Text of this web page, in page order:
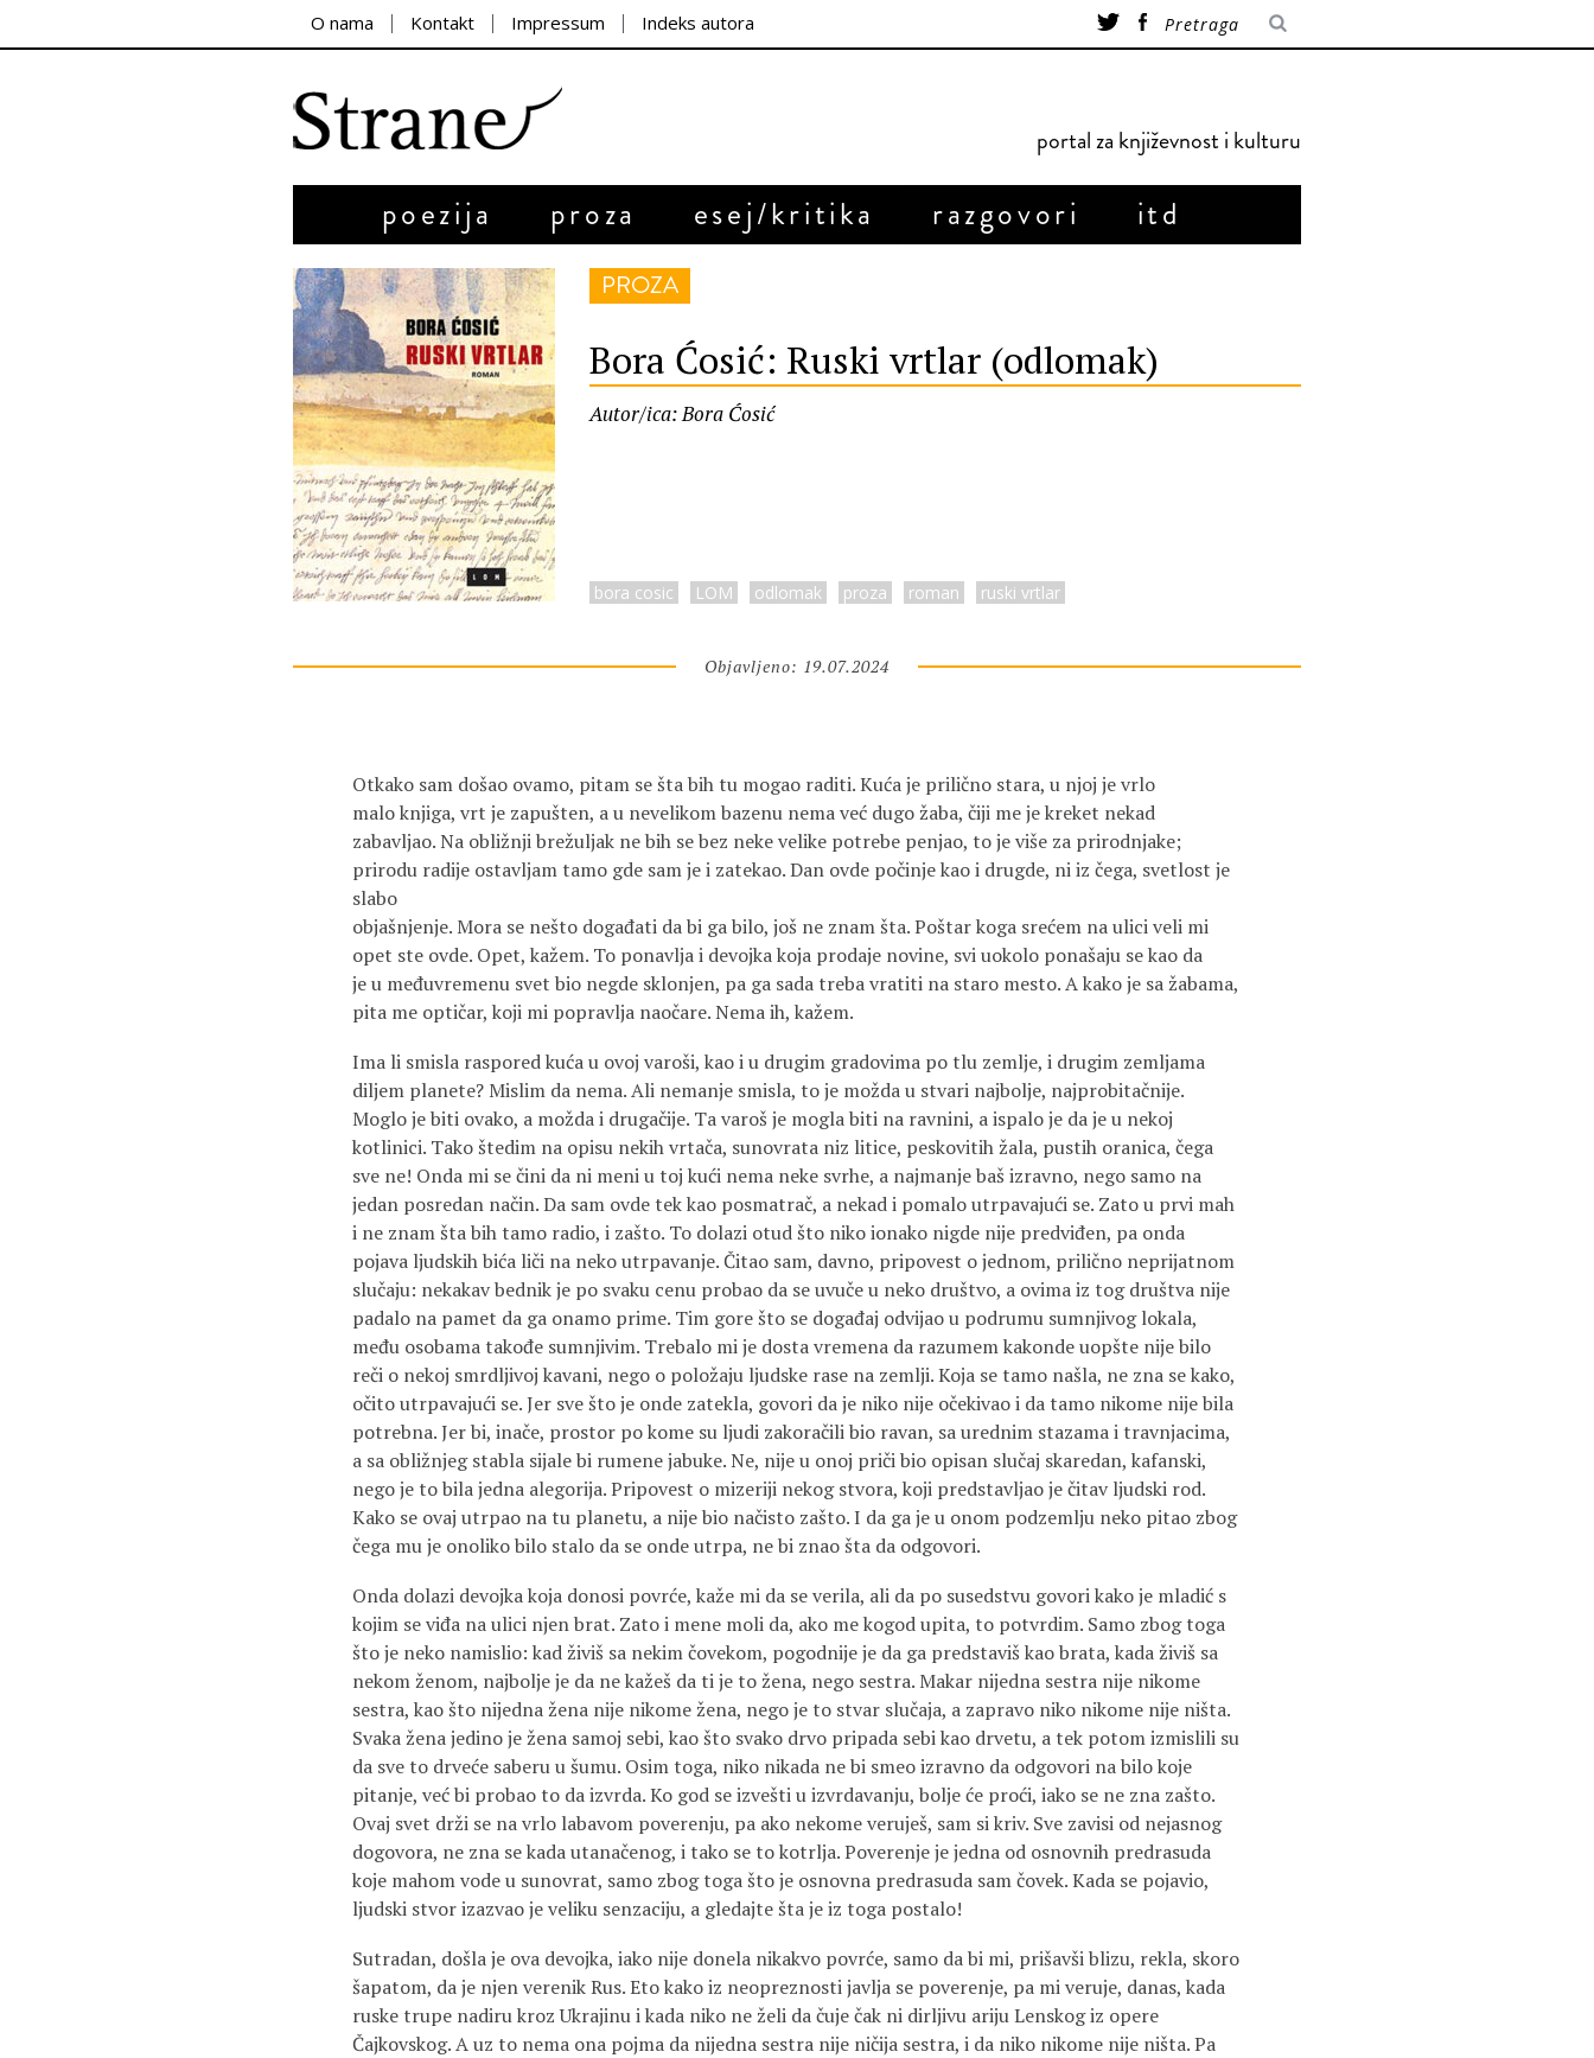
O nama Kontakt Impressum Indeks autora
portal za književnost i kulturu
poezija proza esej/kritika razgovori itd
PROZA
Bora Ćosić: Ruski vrtlar (odlomak)
Autor/ica: Bora Ćosić
bora cosic LOM odlomak proza roman ruski vrtlar
Objavljeno: 19.07.2024
Otkako sam došao ovamo, pitam se šta bih tu mogao raditi. Kuća je prilično stara, u njoj je vrlo
malo knjiga, vrt je zapušten, a u nevelikom bazenu nema već dugo žaba, čiji me je kreket nekad
zabavljao. Na obližnji brežuljak ne bih se bez neke velike potrebe penjao, to je više za prirodnjake;
prirodu radije ostavljam tamo gde sam je i zatekao. Dan ovde počinje kao i drugde, ni iz čega, svetlost je
slabo
objašnjenje. Mora se nešto događati da bi ga bilo, još ne znam šta. Poštar koga srećem na ulici veli mi
opet ste ovde. Opet, kažem. To ponavlja i devojka koja prodaje novine, svi uokolo ponašaju se kao da
je u međuvremenu svet bio negde sklonjen, pa ga sada treba vratiti na staro mesto. A kako je sa žabama,
pita me optičar, koji mi popravlja naočare. Nema ih, kažem.
Ima li smisla raspored kuća u ovoj varoši, kao i u drugim gradovima po tlu zemlje, i drugim zemljama
diljem planete? Mislim da nema. Ali nemanje smisla, to je možda u stvari najbolje, najprobitačnije.
Moglo je biti ovako, a možda i drugačije. Ta varoš je mogla biti na ravnini, a ispalo je da je u nekoj
kotlinici. Tako štedim na opisu nekih vrtača, sunovrata niz litice, peskovitih žala, pustih oranica, čega
sve ne! Onda mi se čini da ni meni u toj kući nema neke svrhe, a najmanje baš izravno, nego samo na
jedan posredan način. Da sam ovde tek kao posmatrač, a nekad i pomalo utrpavajući se. Zato u prvi mah
i ne znam šta bih tamo radio, i zašto. To dolazi otud što niko ionako nigde nije predviđen, pa onda
pojava ljudskih bića liči na neko utrpavanje. Čitao sam, davno, pripovest o jednom, prilično neprijatnom
slučaju: nekakav bednik je po svaku cenu probao da se uvuče u neko društvo, a ovima iz tog društva nije
padalo na pamet da ga onamo prime. Tim gore što se događaj odvijao u podrumu sumnjivog lokala,
među osobama takođe sumnjivim. Trebalo mi je dosta vremena da razumem kakonde uopšte nije bilo
reči o nekoj smrdljivoj kavani, nego o položaju ljudske rase na zemlji. Koja se tamo našla, ne zna se kako,
očito utrpavajući se. Jer sve što je onde zatekla, govori da je niko nije očekivao i da tamo nikome nije bila
potrebna. Jer bi, inače, prostor po kome su ljudi zakoračili bio ravan, sa urednim stazama i travnjacima,
a sa obližnjeg stabla sijale bi rumene jabuke. Ne, nije u onoj priči bio opisan slučaj skaredan, kafanski,
nego je to bila jedna alegorija. Pripovest o mizeriji nekog stvora, koji predstavljao je čitav ljudski rod.
Kako se ovaj utrpao na tu planetu, a nije bio načisto zašto. I da ga je u onom podzemlju neko pitao zbog
čega mu je onoliko bilo stalo da se onde utrpa, ne bi znao šta da odgovori.
Onda dolazi devojka koja donosi povrće, kaže mi da se verila, ali da po susedstvu govori kako je mladić s
kojim se viđa na ulici njen brat. Zato i mene moli da, ako me kogod upita, to potvrdim. Samo zbog toga
što je neko namislio: kad živiš sa nekim čovekom, pogodnije je da ga predstaviš kao brata, kada živiš sa
nekom ženom, najbolje je da ne kažeš da ti je to žena, nego sestra. Makar nijedna sestra nije nikome
sestra, kao što nijedna žena nije nikome žena, nego je to stvar slučaja, a zapravo niko nikome nije ništa.
Svaka žena jedino je žena samoj sebi, kao što svako drvo pripada sebi kao drvetu, a tek potom izmislili su
da sve to drveće saberu u šumu. Osim toga, niko nikada ne bi smeo izravno da odgovori na bilo koje
pitanje, već bi probao to da izvrda. Ko god se izvešti u izvrdavanju, bolje će proći, iako se ne zna zašto.
Ovaj svet drži se na vrlo labavom poverenju, pa ako nekome veruješ, sam si kriv. Sve zavisi od nejasnog
dogovora, ne zna se kada utanačenog, i tako se to kotrlja. Poverenje je jedna od osnovnih predrasuda
koje mahom vode u sunovrat, samo zbog toga što je osnovna predrasuda sam čovek. Kada se pojavio,
ljudski stvor izazvao je veliku senzaciju, a gledajte šta je iz toga postalo!
Sutradan, došla je ova devojka, iako nije donela nikakvo povrće, samo da bi mi, prišavši blizu, rekla, skoro
šapatom, da je njen verenik Rus. Eto kako iz neopreznosti javlja se poverenje, pa mi veruje, danas, kada
ruske trupe nadiru kroz Ukrajinu i kada niko ne želi da čuje čak ni dirljivu ariju Lenskog iz opere
Čajkovskog. A uz to nema ona pojma da nijedna sestra nije ničija sestra, i da niko nikome nije ništa. Pa